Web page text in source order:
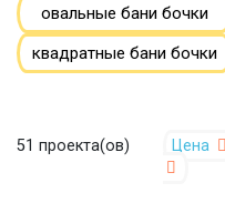
овальные бани бочки
квадратные бани бочки
51 проекта(ов) Цена